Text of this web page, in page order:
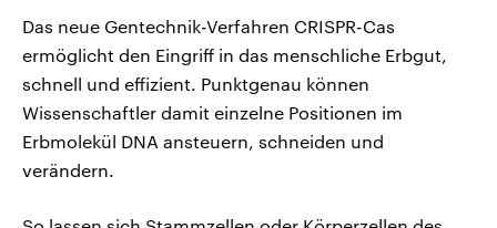
Das neue Gentechnik-Verfahren CRISPR-Cas
ermöglicht den Eingriff in das menschliche Erbgut,
schnell und effizient. Punktgenau können
Wissenschaftler damit einzelne Positionen im
Erbmolekül DNA ansteuern, schneiden und
verändern.